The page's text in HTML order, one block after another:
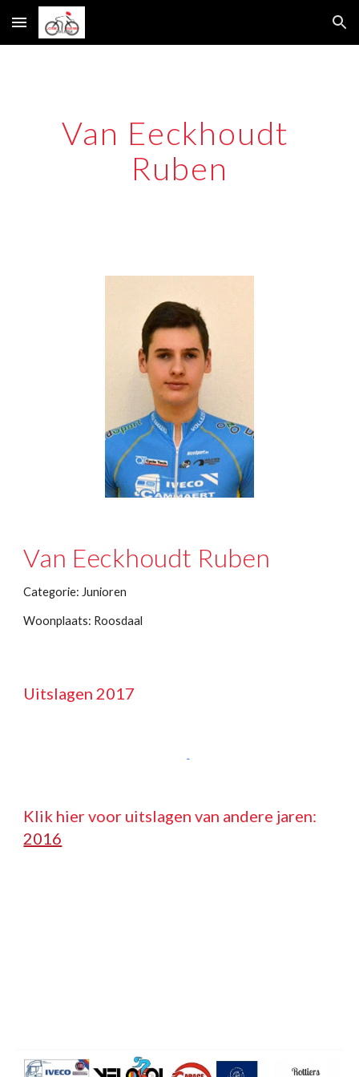
Skip to main content Skip to navigation
Van Eeckhoudt
Ruben
Van Eeckhoudt Ruben
Categorie: Junioren
Woonplaats: Roosdaal
Uitslagen 2017
2016